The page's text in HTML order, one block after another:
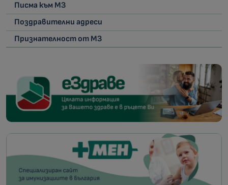
Писма към МЗ
Поздравителни адреси
Признателност от МЗ